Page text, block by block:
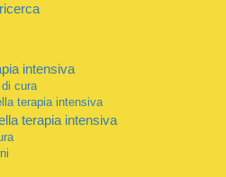
intensiva
di cura
terapia intensiva
terapia intensiva